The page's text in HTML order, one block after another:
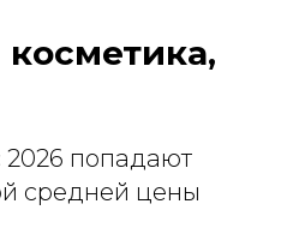
попадают
средней цены